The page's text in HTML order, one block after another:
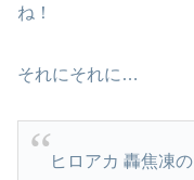
ね！
それにそれに…
ヒロアカ 轟焦凍